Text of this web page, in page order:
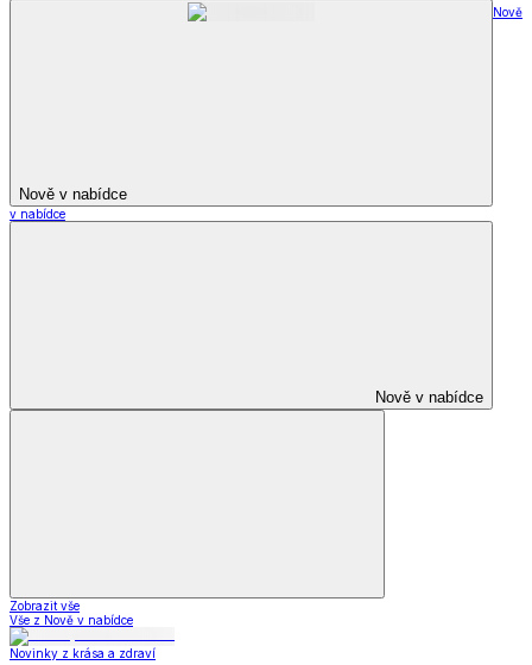
Nově v nabídce
Nově
v nabídce
Nově v nabídce
Zobrazit vše
Vše z Nově v nabídce
Novinky z krása a zdraví